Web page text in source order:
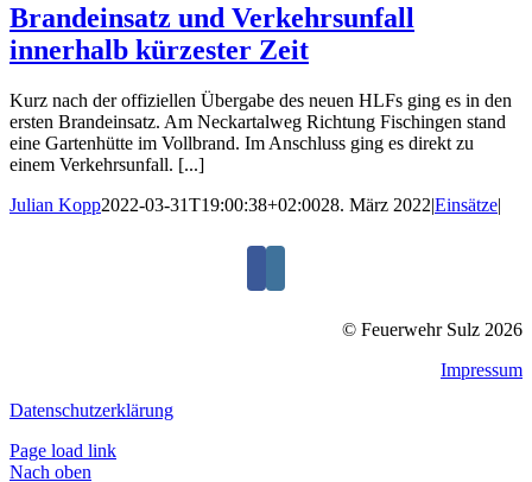
Brandeinsatz und Verkehrsunfall
innerhalb kürzester Zeit
Kurz nach der offiziellen Übergabe des neuen HLFs ging es in den
ersten Brandeinsatz. Am Neckartalweg Richtung Fischingen stand
eine Gartenhütte im Vollbrand. Im Anschluss ging es direkt zu
einem Verkehrsunfall. [...]
Julian Kopp2022-03-31T19:00:38+02:0028. März 2022|Einsätze|
© Feuerwehr Sulz 2026
Impressum
Datenschutzerklärung
Page load link
Nach oben